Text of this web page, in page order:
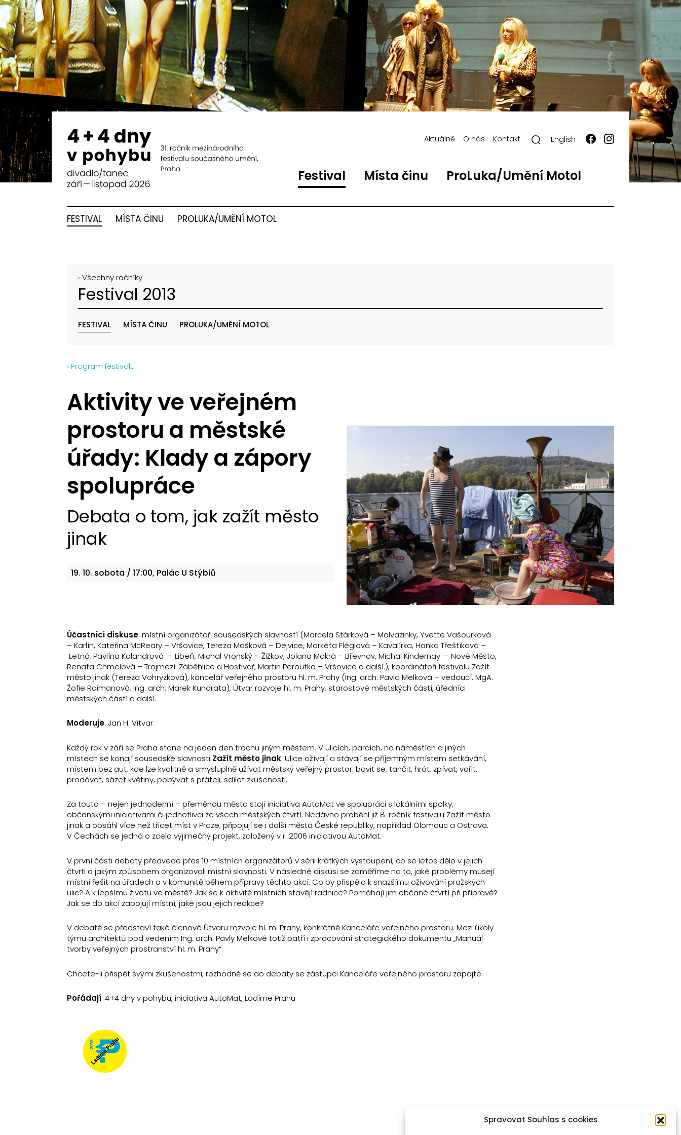
Spravovat Souhlas s cookies
Festival Místa činu ProLuka/Umění Motol
Aktuálně O nás Kontakt English
FESTIVAL MÍSTA ČINU PROLUKA/UMĚNÍ MOTOL
‹ Všechny ročníky
Festival 2013
FESTIVAL MÍSTA ČINU PROLUKA/UMĚNÍ MOTOL
‹ Program festivalu
Aktivity ve veřejném
prostoru a městské
úřady: Klady a zápory
spolupráce
Debata o tom, jak zažít město
jinak
19. 10. sobota / 17:00, Palác U Stýblů
Účastníci diskuse: místní organizátoři sousedských slavností (Marcela Stárková – Malvazinky, Yvette Vašourková
– Karlín, Kateřina McReary – Vršovice, Tereza Mašková – Dejvice, Markéta Fléglová – Kavalírka, Hanka Třeštíková –
Letná, Pavlína Kalandrová – Libeň, Michal Vronský – Žižkov, Jolana Mokrá – Břevnov, Michal Kindernay — Nové Město,
Renata Chmelová – Trojmezí: Záběhlice a Hostivař, Martin Peroutka – Vršovice a další.), koordinátoři festivalu Zažít
město jinak (Tereza Vohryzková), kancelář veřejného prostoru hl. m. Prahy (Ing. arch. Pavla Melková – vedoucí, MgA.
Žofie Raimanová, Ing. arch. Marek Kundrata), Útvar rozvoje hl. m. Prahy, starostové městských částí, úředníci
městských částí a další.
Moderuje: Jan H. Vitvar
Každý rok v září se Praha stane na jeden den trochu jiným městem. V ulicích, parcích, na náměstích a jiných
místech se konají sousedské slavnosti Zažít město jinak. Ulice ožívají a stávají se příjemným místem setkávání,
místem bez aut, kde lze kvalitně a smysluplně užívat městský veřejný prostor: bavit se, tančit, hrát, zpívat, vařit,
prodávat, sázet květiny, pobývat s přáteli, sdílet zkušenosti.
Za touto – nejen jednodenní – přeměnou města stojí iniciativa AutoMat ve spolupráci s lokálními spolky,
občanskými iniciativami či jednotlivci ze všech městských čtvrtí. Nedávno proběhl již 8. ročník festivalu Zažít město
jinak a obsáhl více než třicet míst v Praze; připojují se i další města České republiky, například Olomouc a Ostrava.
V Čechách se jedná o zcela výjimečný projekt, založený v r. 2006 iniciativou AutoMat.
V první části debaty předvede přes 10 místních organizátorů v sérii krátkých vystoupení, co se letos dělo v jejich
čtvrti a jakým způsobem organizovali místní slavnosti. V následné diskusi se zaměříme na to, jaké problémy musejí
místní řešit na úřadech a v komunitě během přípravy těchto akcí. Co by přispělo k snazšímu oživování pražských
ulic? A k lepšímu životu ve městě? Jak se k aktivitě místních stavějí radnice? Pomáhají jim občané čtvrtí při přípravě?
Jak se do akcí zapojují místní, jaké jsou jejich reakce?
V debatě se představí také členové Útvaru rozvoje hl. m. Prahy, konkrétně Kanceláře veřejného prostoru. Mezi úkoly
týmu architektů pod vedením Ing. arch. Pavly Melkové totiž patří i zpracování strategického dokumentu „Manuál
tvorby veřejných prostranství hl. m. Prahy“.
Chcete-li přispět svými zkušenostmi, rozhodně se do debaty se zástupci Kanceláře veřejného prostoru zapojte.
Pořádají: 4+4 dny v pohybu, iniciativa AutoMat, Ladíme Prahu